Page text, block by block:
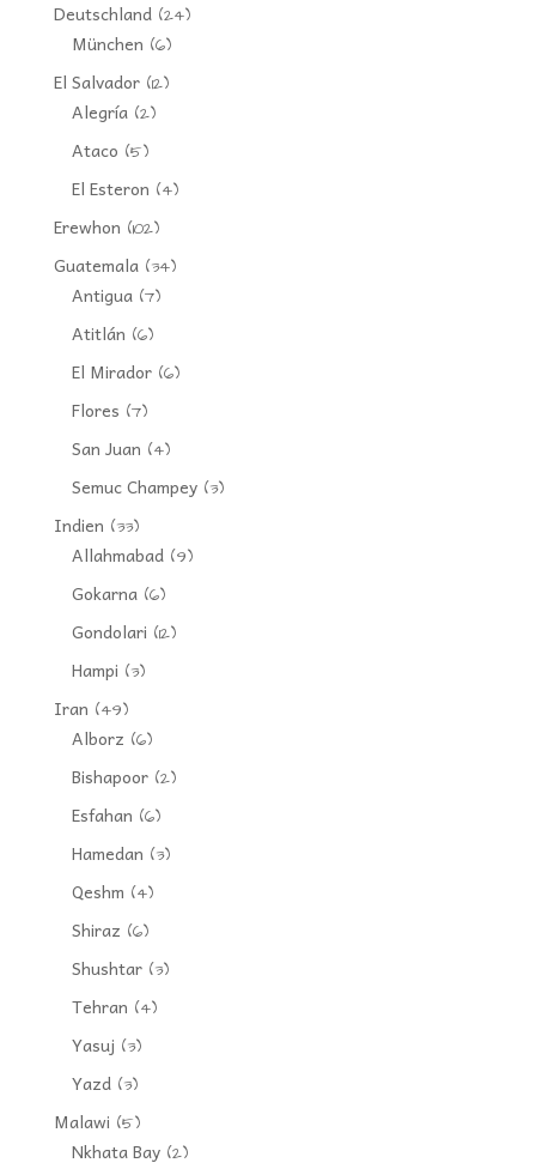
Deutschland(24)
München (6)
El Salvador(12)
Alegría(2)
Ataco (5)
El Esteron (4)
Erewhon (102)
Guatemala(34)
Antigua(7)
Atitlán (6)
El Mirador(6)
Flores (7)
San Juan (4)
Semuc Champey(3)
Indien (33)
Allahmabad(9)
Gokarna(6)
Gondolari (12)
Hampi (3)
Iran (49)
Alborz (6)
Bishapoor(2)
Esfahan (6)
Hamedan (3)
Qeshm (4)
Shiraz (6)
Shushtar(3)
Tehran (4)
Yasuj (3)
Yazd(3)
Malawi (5)
Nkhata Bay(2)